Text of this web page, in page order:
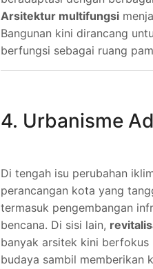
Arsitektur multifungsi
Bangunan kini dirancang
berfungsi sebagai ruang
4. Urbanisme
Di tengah isu perubahan
perancangan kota yang
termasuk pengembangan
bencana. Di sisi lain,
banyak arsitek kini berfokus
budaya sambil memberikan